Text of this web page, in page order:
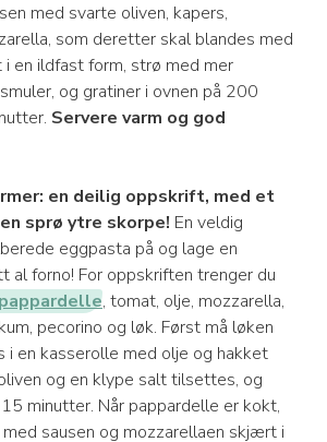
med svarte oliven, kapers,
som deretter skal blandes med
i en ildfast form, strø med mer
og gratiner i ovnen på 200
Servere varm og god
en deilig oppskrift, med et
sprø ytre skorpe! En veldig
eggpasta på og lage en
al forno! For oppskriften trenger du
, tomat, olje, mozzarella,
pecorino og løk. Først må løken
i en kasserolle med olje og hakket
og en klype salt tilsettes, og
minutter. Når pappardelle er kokt,
sausen og mozzarellaen skjært i